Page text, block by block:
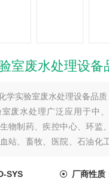
室废水处理设备
学实验室废水处理设备品质
废水处理广泛应用于中
物制药、疾控中心、环监
站、畜牧、医院、石油化
】中的一级、二级、三级标
SYS 厂商性质